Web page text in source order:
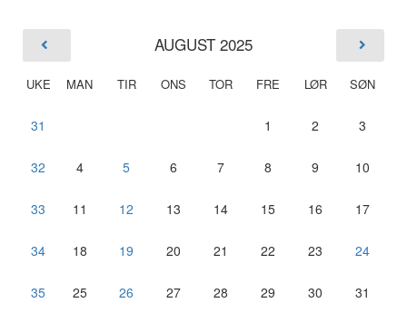
AUGUST 2025
UKE MAN TIR ONS TOR FRE LØR SØN
31 1 2 3
32 4 5 6 7 8 9 10
33 11 12 13 14 15 16 17
34 18 19 20 21 22 23 24
35 25 26 27 28 29 30 31